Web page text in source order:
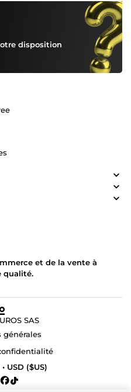
disposition
et de la vente à
qualité.
SAS
générales
USD ($US)